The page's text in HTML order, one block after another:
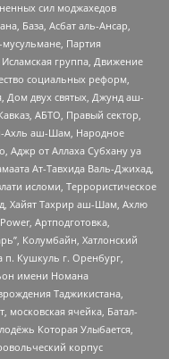
сил моджахедов
База, Асбат аль-Ансар,
Партия
группа, Движение
социальных реформ,
Дом двух святых, Джунд аш-
АБТО, Правый сектор,
Ахль аш-Шам, Народное
Аджр от Аллаха Субхану уа
Ат-Тавхида Валь-Джихад,
исломи, Террористическое
Хайят Тахрир аш-Шам, Ахлю
Артподготовка,
Колумбайн, Хатлонский
п. Кушкуль г. Оренбург,
имени Номана
Таджикистана,
ячейка, Батал-
Которая Улыбается,
корпус